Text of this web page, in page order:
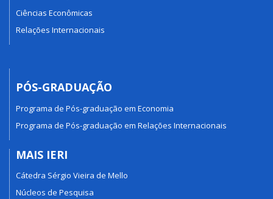
Ciências Econômicas
Relações Internacionais
PÓS-GRADUAÇÃO
Programa de Pós-graduação em Economia
Programa de Pós-graduação em Relações Internacionais
MAIS IERI
Cátedra Sérgio Vieira de Mello
Núcleos de Pesquisa